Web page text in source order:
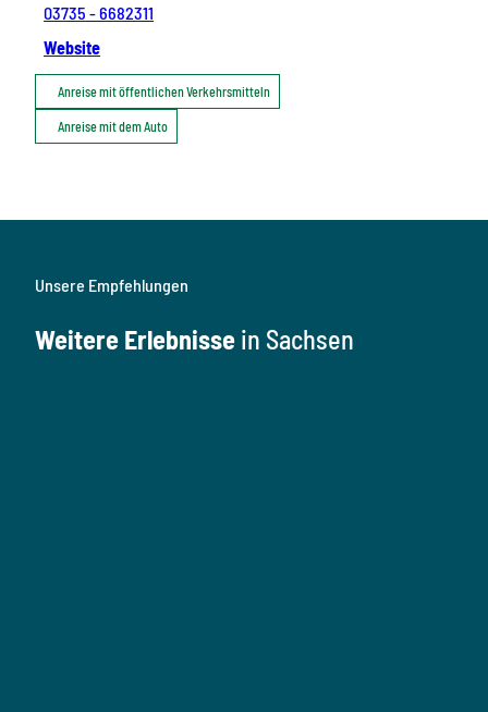
03735 - 6682311
Website
Anreise mit öffentlichen Verkehrsmitteln
Anreise mit dem Auto
Unsere Empfehlungen
Weitere Erlebnisse in Sachsen